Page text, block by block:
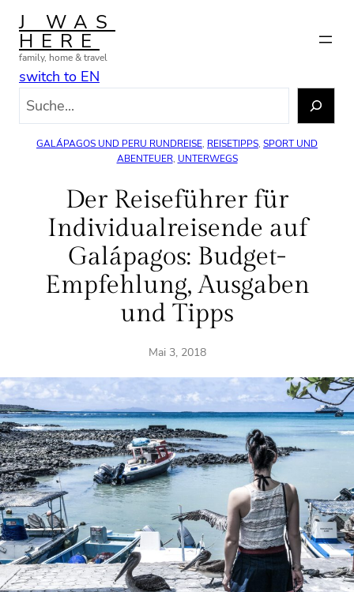
Zum
Inhalt
springen
J WAS
HERE
family, home & travel
switch to EN
GALÁPAGOS UND PERU RUNDREISE, REISETIPPS, SPORT UND
ABENTEUER, UNTERWEGS
Der Reiseführer für
Individualreisende auf
Galápagos: Budget-
Empfehlung, Ausgaben
und Tipps
Mai 3, 2018